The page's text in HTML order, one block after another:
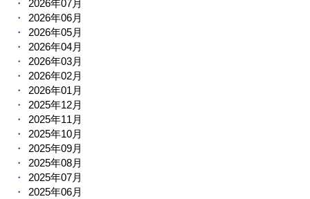
2026年07月
2026年06月
2026年05月
2026年04月
2026年03月
2026年02月
2026年01月
2025年12月
2025年11月
2025年10月
2025年09月
2025年08月
2025年07月
2025年06月